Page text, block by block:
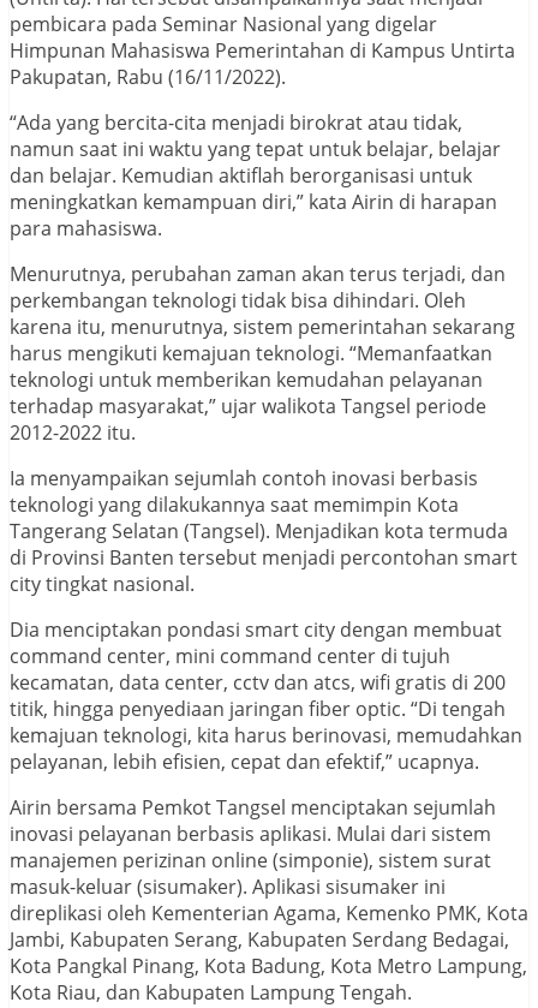
pembicara pada Seminar Nasional yang digelar
Himpunan Mahasiswa Pemerintahan di Kampus Untirta
Pakupatan, Rabu (16/11/2022).
“Ada yang bercita-cita menjadi birokrat atau tidak,
namun saat ini waktu yang tepat untuk belajar, belajar
dan belajar. Kemudian aktiflah berorganisasi untuk
meningkatkan kemampuan diri,” kata Airin di harapan
para mahasiswa.
Menurutnya, perubahan zaman akan terus terjadi, dan
perkembangan teknologi tidak bisa dihindari. Oleh
karena itu, menurutnya, sistem pemerintahan sekarang
harus mengikuti kemajuan teknologi. “Memanfaatkan
teknologi untuk memberikan kemudahan pelayanan
terhadap masyarakat,” ujar walikota Tangsel periode
2012-2022 itu.
Ia menyampaikan sejumlah contoh inovasi berbasis
teknologi yang dilakukannya saat memimpin Kota
Tangerang Selatan (Tangsel). Menjadikan kota termuda
di Provinsi Banten tersebut menjadi percontohan smart
city tingkat nasional.
Dia menciptakan pondasi smart city dengan membuat
command center, mini command center di tujuh
kecamatan, data center, cctv dan atcs, wifi gratis di 200
titik, hingga penyediaan jaringan fiber optic. “Di tengah
kemajuan teknologi, kita harus berinovasi, memudahkan
pelayanan, lebih efisien, cepat dan efektif,” ucapnya.
Airin bersama Pemkot Tangsel menciptakan sejumlah
inovasi pelayanan berbasis aplikasi. Mulai dari sistem
manajemen perizinan online (simponie), sistem surat
masuk-keluar (sisumaker). Aplikasi sisumaker ini
direplikasi oleh Kementerian Agama, Kemenko PMK, Kota
Jambi, Kabupaten Serang, Kabupaten Serdang Bedagai,
Kota Pangkal Pinang, Kota Badung, Kota Metro Lampung,
Kota Riau, dan Kabupaten Lampung Tengah.